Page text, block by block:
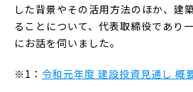
した背景やその活用方法のほか、建
ることについて、代表取締役であり
にお話を伺いました。
※1： 令和元年度 建設投資見通し 概